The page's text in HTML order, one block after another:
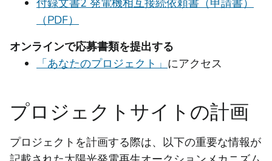
付録文書2 発電機相互接続依頼書（申請書）
（PDF）
オンラインで応募書類を提出する
「あなたのプロジェクト」 にアクセス
プロジェクトサイトの計画
プロジェクトを計画する際は、以下の重要な情報が